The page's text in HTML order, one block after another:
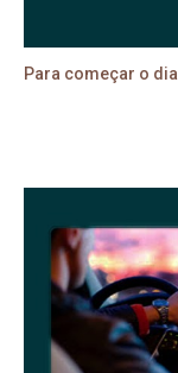
Para começar o dia